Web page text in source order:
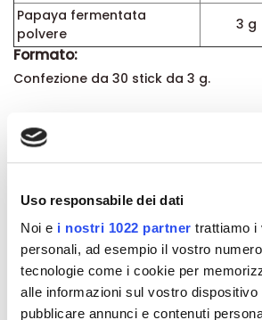
Uso responsabile dei dati
Noi e i nostri 1022 partner trattiamo i
personali, ad esempio il vostro
tecnologie come i cookie per
alle informazioni sul vostro dispositivo
pubblicare annunci e contenuti
Papaya fermentata
polvere
3 g
Formato:
Confezione da 30 stick da 3 g.
Dettagli del prodotto
Recensioni
Altri prodotti che